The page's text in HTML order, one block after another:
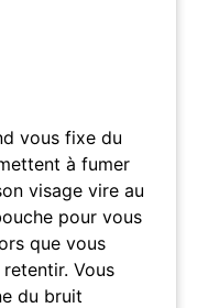
vous fixe du
à fumer
visage vire au
pour vous
que vous
Vous
du bruit